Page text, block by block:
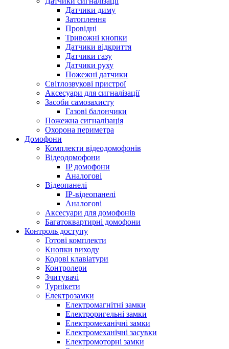
Датчики диму
Затоплення
Провідні
Тривожні кнопки
Датчики відкриття
Датчики газу
Датчики руху
Пожежні датчики
Світлозвукові пристрої
Аксесуари для сигналізації
Засоби самозахисту
Газові балончики
Пожежна сигналізація
Охорона периметра
Домофони
Комплекти відеодомофонів
Відеодомофони
IP домофони
Аналогові
Відеопанелі
IP-відеопанелі
Аналогові
Аксесуари для домофонів
Багатоквартирні домофони
Контроль доступу
Готові комплекти
Кнопки виходу
Кодові клавіатури
Контролери
Зчитувачі
Турнікети
Електрозамки
Електромагнітні замки
Електроригельні замки
Електромеханічні замки
Електромеханічні засувки
Електромоторні замки